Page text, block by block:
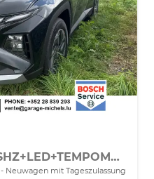
Style NAVI+KAMERA+SHZ+LED+TEMPOMAT+17" ALU+PDC
Neuwagen mit Tageszulassung